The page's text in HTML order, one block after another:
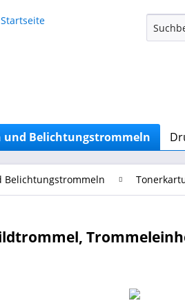
und Belichtungstrommeln
Belichtungstrommeln